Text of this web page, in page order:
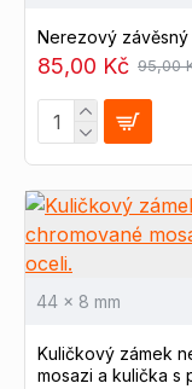
Nerezový závěsný
85,00 Kč 95,00
44 x 8 mm
Kuličkový zámek
mosazi a kulička s